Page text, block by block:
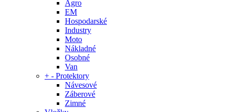
Agro
EM
Hospodarské
Industry
Moto
Nákladné
Osobné
Van
+ - Protektory
Návesové
Záberové
Zimné